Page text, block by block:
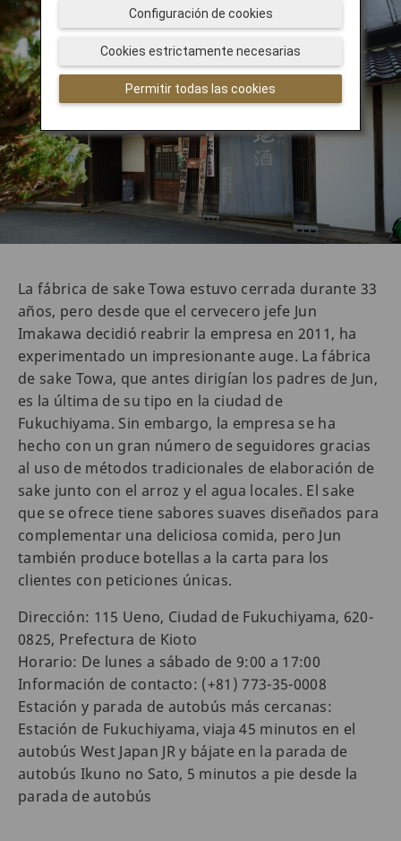
La fábrica de sake Towa estuvo cerrada durante 33
años, pero desde que el cervecero jefe Jun
Imakawa decidió reabrir la empresa en 2011, ha
experimentado un impresionante auge. La fábrica
de sake Towa, que antes dirigían los padres de Jun,
es la última de su tipo en la ciudad de
Fukuchiyama. Sin embargo, la empresa se ha
hecho con un gran número de seguidores gracias
al uso de métodos tradicionales de elaboración de
sake junto con el arroz y el agua locales. El sake
que se ofrece tiene sabores suaves diseñados para
complementar una deliciosa comida, pero Jun
también produce botellas a la carta para los
clientes con peticiones únicas.
Dirección: 115 Ueno, Ciudad de Fukuchiyama, 620-
0825, Prefectura de Kioto
Horario: De lunes a sábado de 9:00 a 17:00
Información de contacto: (+81) 773-35-0008
Estación y parada de autobús más cercanas:
Estación de Fukuchiyama, viaja 45 minutos en el
autobús West Japan JR y bájate en la parada de
autobús Ikuno no Sato, 5 minutos a pie desde la
parada de autobús
Permitir todas las cookies
Cookies estrictamente necesarias
Configuración de cookies